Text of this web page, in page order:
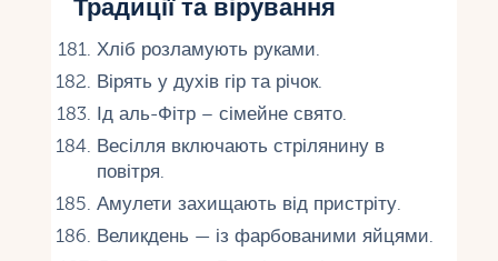
Традиції та вірування
Хліб розламують руками.
Вірять у духів гір та річок.
Ід аль-Фітр – сімейне свято.
Весілля включають стрілянину в
повітря.
Амулети захищають від пристріту.
Великдень — із фарбованими яйцями.